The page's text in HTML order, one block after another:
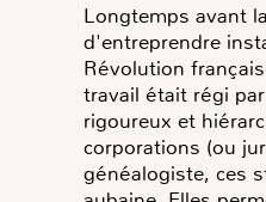
Longtemps avant
d'entreprendre
Révolution
travail était régi
rigoureux et
corporations (ou
généalogiste, ces